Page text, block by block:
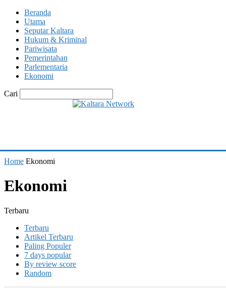
Beranda
Utama
Seputar Kaltara
Hukum & Kriminal
Pariwisata
Pemerintahan
Parlementaria
Ekonomi
Cari
Home Ekonomi
Ekonomi
Terbaru
Terbaru
Artikel Terbaru
Paling Populer
7 days popular
By review score
Random